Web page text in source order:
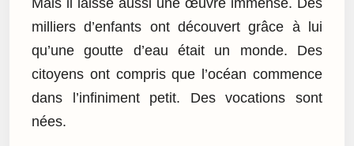
milliers d’enfants ont découvert grâce à lui
qu’une goutte d’eau était un monde. Des
citoyens ont compris que l’océan commence
dans l’infiniment petit. Des vocations sont
nées.